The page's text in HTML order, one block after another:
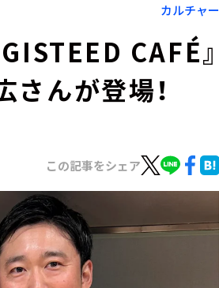
カルチャー
CAFÉ』
んが登場！
この記事をシェア